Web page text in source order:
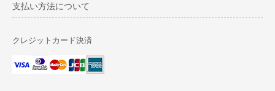
支払い方法について
クレジットカード決済